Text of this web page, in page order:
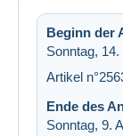
Beginn der
Sonntag,
Artikel
Ende des
Sonntag, 9.